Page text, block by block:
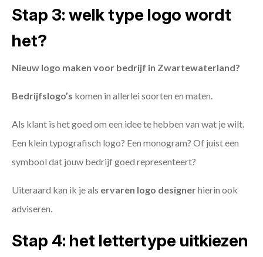
Stap 3: welk type logo wordt
het?
Nieuw logo maken voor bedrijf in Zwartewaterland?
Bedrijfslogo’s komen in allerlei soorten en maten.
Als klant is het goed om een idee te hebben van wat je wilt.
Een klein typografisch logo? Een monogram? Of juist een
symbool dat jouw bedrijf goed representeert?
Uiteraard kan ik je als ervaren logo designerhierin ook
adviseren.
Stap 4: het lettertype uitkiezen